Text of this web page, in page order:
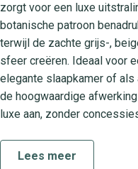
zorgt voor een luxe
botanische patroon
terwijl de zachte grijs-,
sfeer creëren. Ideaal voor
elegante slaapkamer of als
de hoogwaardige
luxe aan, zonder
Collectie So
Lees meer